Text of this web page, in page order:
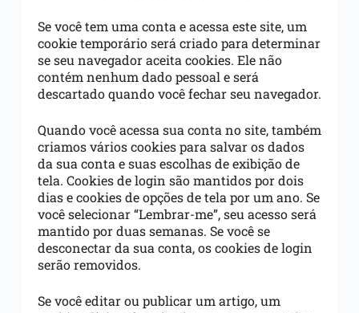
Se você tem uma conta e acessa este site, um
cookie temporário será criado para determinar
se seu navegador aceita cookies. Ele não
contém nenhum dado pessoal e será
descartado quando você fechar seu navegador.
Quando você acessa sua conta no site, também
criamos vários cookies para salvar os dados
da sua conta e suas escolhas de exibição de
tela. Cookies de login são mantidos por dois
dias e cookies de opções de tela por um ano. Se
você selecionar “Lembrar-me”, seu acesso será
mantido por duas semanas. Se você se
desconectar da sua conta, os cookies de login
serão removidos.
Se você editar ou publicar um artigo, um